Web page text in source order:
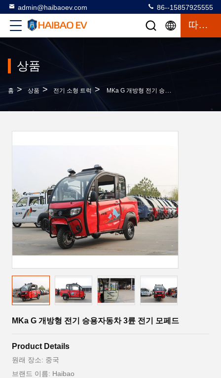
admin@haibaoev.com 86--15857925555
따옴표
상품
홈 > 상품 > 전기 소형 트럭 > MKa G 개방형 전기 승용자동차 3륜 전기 모페드
MKa G 개방형 전기 승용자동차 3륜 전기 모페드
Product Details
원래 장소: 중국
브랜드 이름: Haibao